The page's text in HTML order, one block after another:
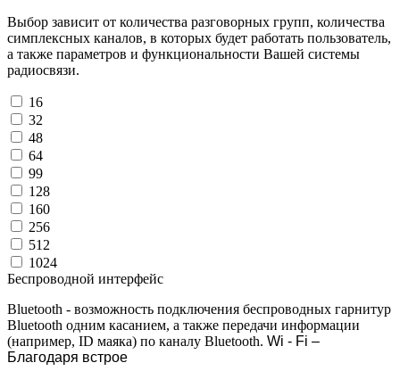
Выбор зависит от количества разговорных групп, количества
симплексных каналов, в которых будет работать пользователь,
а также параметров и функциональности Вашей системы
радиосвязи.
16
32
48
64
99
128
160
256
512
1024
Беспроводной интерфейс
Bluetooth - возможность подключения беспроводных гарнитур
Bluetooth одним касанием, а также передачи информации
(например, ID маяка) по каналу Bluetooth. Wi - Fi –
Благодаря встрое